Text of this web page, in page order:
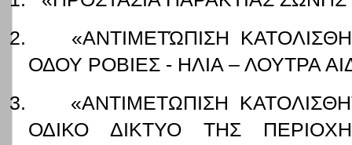
2.
«ΑΝΤΙΜΕΤΏΠΙΣΗ
ΟΔΟΥ ΡΟΒΙΕΣ - ΗΛΙΑ – ΛΟΥΤΡΑ
3.
«ΑΝΤΙΜΕΤΩΠΙΣΗ
ΟΔΙΚΟ ΔΙΚΤΥΟ ΤΗΣ